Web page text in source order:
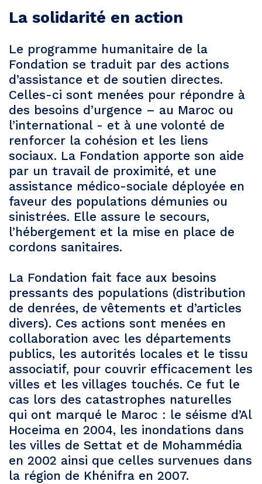
La solidarité en action
Le programme humanitaire de la
Fondation se traduit par des actions
d’assistance et de soutien directes.
Celles-ci sont menées pour répondre à
des besoins d’urgence – au Maroc ou
l’international - et à une volonté de
renforcer la cohésion et les liens
sociaux. La Fondation apporte son aide
par un travail de proximité, et une
assistance médico-sociale déployée en
faveur des populations démunies ou
sinistrées. Elle assure le secours,
l’hébergement et la mise en place de
cordons sanitaires.
La Fondation fait face aux besoins
pressants des populations (distribution
de denrées, de vêtements et d’articles
divers). Ces actions sont menées en
collaboration avec les départements
publics, les autorités locales et le tissu
associatif, pour couvrir efficacement les
villes et les villages touchés. Ce fut le
cas lors des catastrophes naturelles
qui ont marqué le Maroc : le séisme d’Al
Hoceima en 2004, les inondations dans
les villes de Settat et de Mohammédia
en 2002 ainsi que celles survenues dans
la région de Khénifra en 2007.